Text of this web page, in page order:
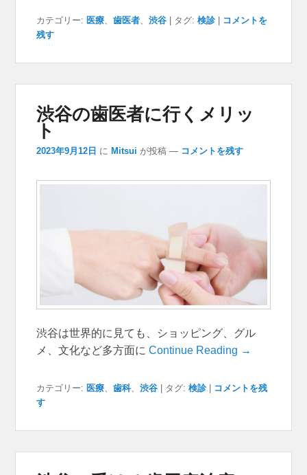
カテゴリー: 医療、歯医者、渋谷 タグ: 検診
コメントを
残す
渋谷の歯医者に行くメリッ
ト
2023年9月12日 に Mitsui が投稿 — コメントを残す
渋谷は世界的に見ても、ショッピング、グル
メ、文化など多方面にContinue Reading →
カテゴリー: 医療、歯科、渋谷 タグ: 検診
コメントを残
す